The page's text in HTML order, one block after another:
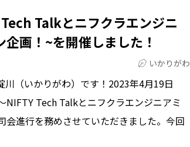
Talkとニフクラエンジニ
画！~を開催しました！
いかりがわ
（いかりがわ）です！2023年4月19日
NIFTY Tech Talkとニフクラエンジニアミ
進行を務めさせていただきました。今回